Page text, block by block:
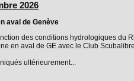
2026
aval de Genève
des conditions hydrologiques du
en aval de GE avec le Club
ultérieurement...